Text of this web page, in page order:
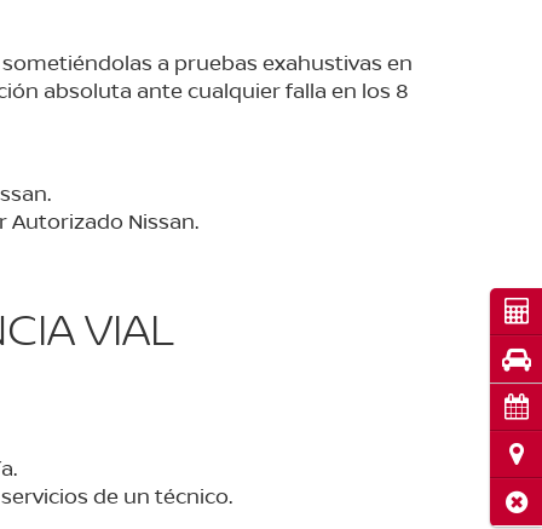
a pruebas exahustivas en
absoluta ante cualquier falla en los 8
Autorizado Nissan.
VIAL
de un técnico.